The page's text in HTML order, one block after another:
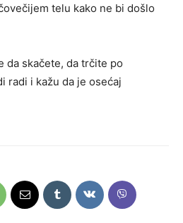
telu kako ne bi došlo
da skačete, da trčite po
radi i kažu da je osećaj